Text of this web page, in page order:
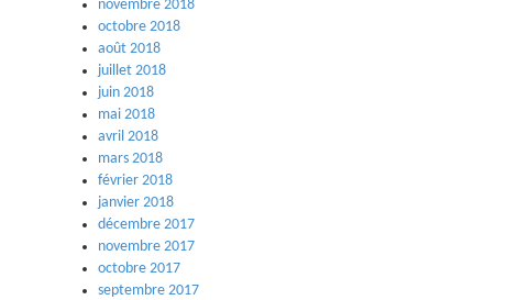
novembre 2018
octobre 2018
août 2018
juillet 2018
juin 2018
mai 2018
avril 2018
mars 2018
février 2018
janvier 2018
décembre 2017
novembre 2017
octobre 2017
septembre 2017